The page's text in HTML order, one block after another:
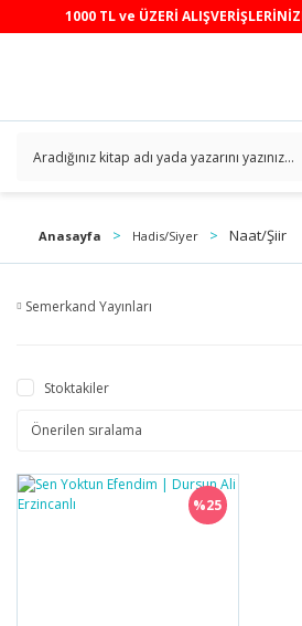
1000 TL ve ÜZERİ
Anasayfa Hadis/Siyer Naat/Şiir
Semerkand Yayınları
Stoktakiler
%25